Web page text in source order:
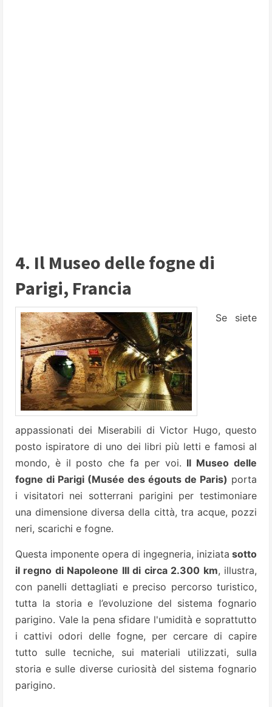
4. Il Museo delle fogne di
Parigi, Francia
Se siete
appassionati dei Miserabili di Victor Hugo, questo
posto ispiratore di uno dei libri più letti e famosi al
mondo, è il posto che fa per voi. Il Museo delle
fogne di Parigi (Musée des égouts de Paris) porta
i visitatori nei sotterrani parigini per testimoniare
una dimensione diversa della città, tra acque, pozzi
neri, scarichi e fogne.
Questa imponente opera di ingegneria, iniziata sotto
il regno di Napoleone III di circa 2.300 km, illustra,
con panelli dettagliati e preciso percorso turistico,
tutta la storia e l’evoluzione del sistema fognario
parigino. Vale la pena sfidare l'umidità e soprattutto
i cattivi odori delle fogne, per cercare di capire
tutto sulle tecniche, sui materiali utilizzati, sulla
storia e sulle diverse curiosità del sistema fognario
parigino.